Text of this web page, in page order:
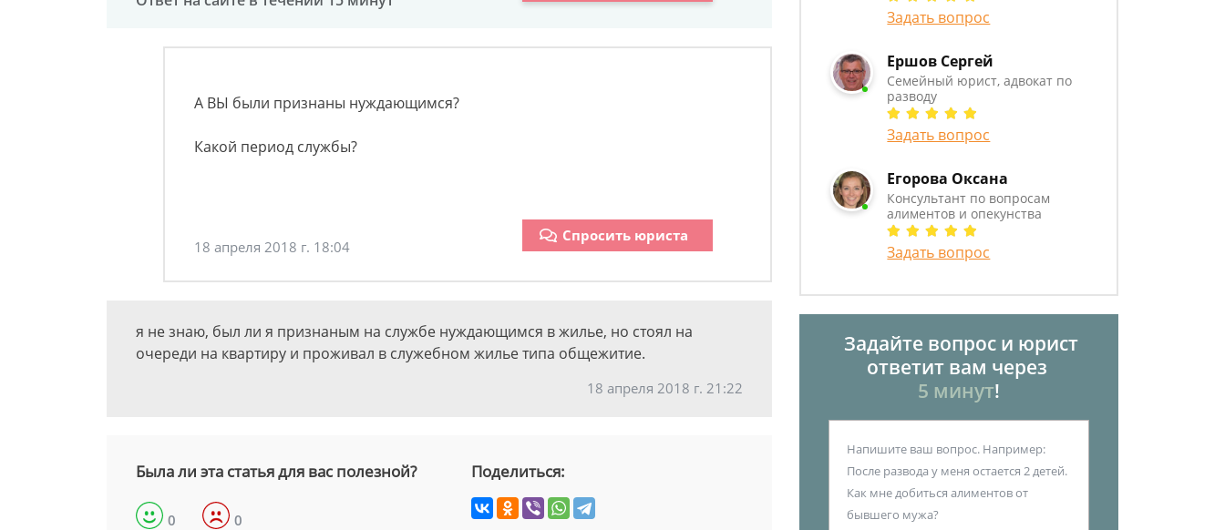
А ВЫ были признаны нуждающимся?
Какой период службы?
18 апреля 2018 г. 18:04
Спросить юриста
я не знаю, был ли я признаным на службе нуждающимся в жилье, но стоял на
очереди на квартиру и проживал в служебном жилье типа общежитие.
18 апреля 2018 г. 21:22
Была ли эта статья для вас полезной?
0 0
Поделиться:
Задать вопрос
Ершов Сергей
Семейный юрист, адвокат по
разводу
Задать вопрос
Егорова Оксана
Консультант по вопросам
алиментов и опекунства
Задать вопрос
Задайте вопрос и юрист
ответит вам через
5 минут!